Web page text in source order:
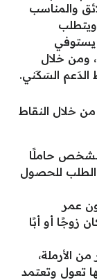
والمناسب
ويتطلب
يستوفي
ومن خلال
السَكَني.
خلال النقاط
حاملًا
للحصول
عمر
حال كان زوجًا أو أبًا
الأرملة،
تعول وتعتمد